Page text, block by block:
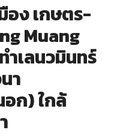
อง เกษตร-
Muang
เลนวมินทร์
า
ก) ใกล้